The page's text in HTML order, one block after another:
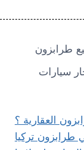
طرابزون
سيارات
العقارية ؟
طرابزون تركيا